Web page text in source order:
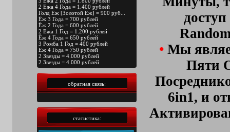
2 Ежа 4 Года = 1.400 рублей
Голд Ёж [Золотой Ёж] = 900 руб...
Ёж 3 Года = 700 рублей
Ёж 2 Года = 600 рублей
2 Ежа 1 Год = 1.200 рублей
Ёж 4 Года = 650 рублей
3 Ромба 1 Год = 400 рублей
Ёж 4 Года = 750 рублей
2 Звезды = 4.000 рублей
2 Звезды = 4.000 рублей
обратная связь:
статистика:
доступ
• Мы
Пяти
6in1, и